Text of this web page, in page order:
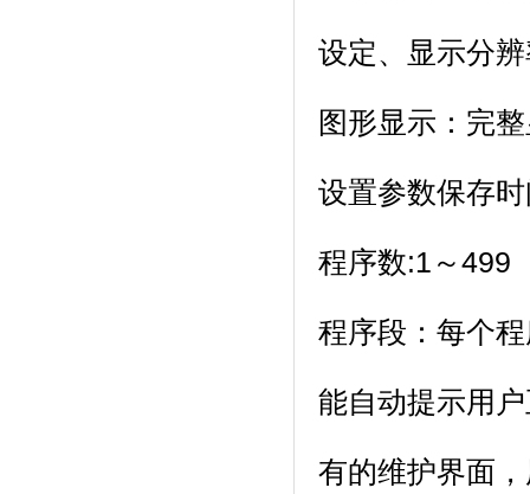
设定、显示分
图形显示：
设置参数保存时
程序数:1～499
程序段：每个
能自动提示用户
有的维护界面